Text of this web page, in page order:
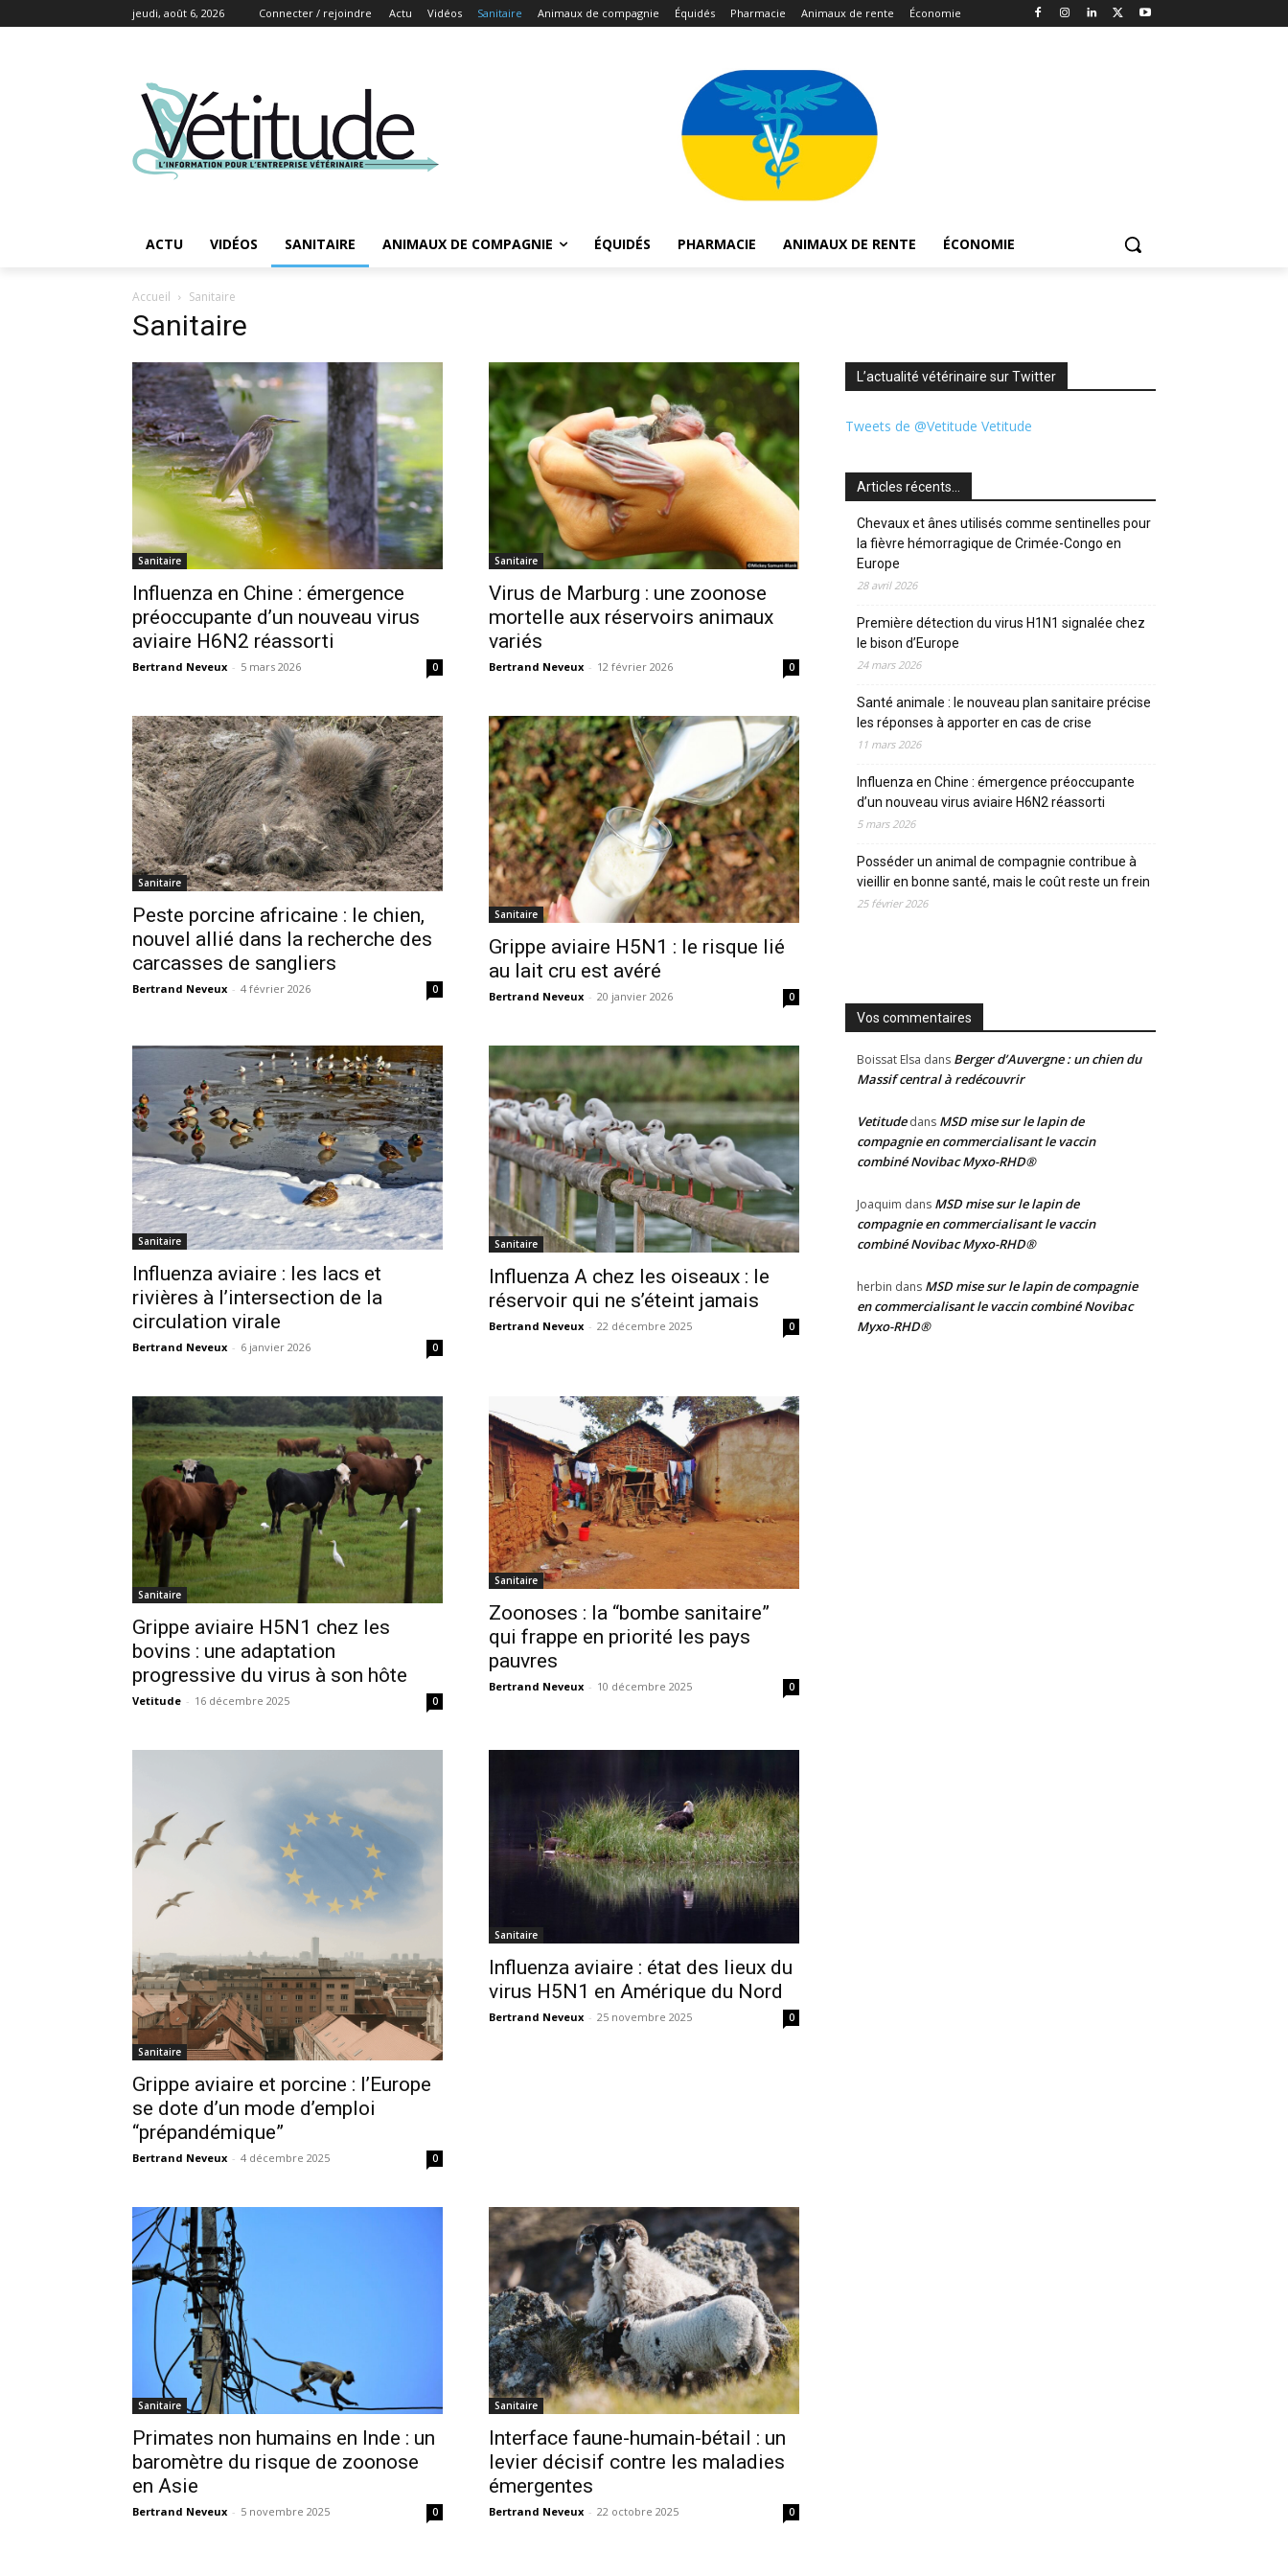
jeudi, août 6, 2026 Connecter / rejoindre Actu Vidéos Sanitaire Animaux de compagnie Équidés Pharmacie Animaux de rente Économie
ACTU VIDÉOS SANITAIRE ANIMAUX DE COMPAGNIE ÉQUIDÉS PHARMACIE ANIMAUX DE RENTE ÉCONOMIE
Accueil Sanitaire
Sanitaire
Sanitaire
Influenza en Chine : émergence
préoccupante d’un nouveau virus
aviaire H6N2 réassorti
Bertrand Neveux - 5 mars 2026 0
Sanitaire
Virus de Marburg : une zoonose
mortelle aux réservoirs animaux
variés
Bertrand Neveux - 12 février 2026 0
Sanitaire
Peste porcine africaine : le chien,
nouvel allié dans la recherche des
carcasses de sangliers
Bertrand Neveux - 4 février 2026 0
Sanitaire
Grippe aviaire H5N1 : le risque lié
au lait cru est avéré
Bertrand Neveux - 20 janvier 2026 0
Sanitaire
Influenza aviaire : les lacs et
rivières à l’intersection de la
circulation virale
Bertrand Neveux - 6 janvier 2026 0
Sanitaire
Influenza A chez les oiseaux : le
réservoir qui ne s’éteint jamais
Bertrand Neveux - 22 décembre 2025 0
Sanitaire
Grippe aviaire H5N1 chez les
bovins : une adaptation
progressive du virus à son hôte
Vetitude - 16 décembre 2025 0
Sanitaire
Zoonoses : la “bombe sanitaire”
qui frappe en priorité les pays
pauvres
Bertrand Neveux - 10 décembre 2025 0
Sanitaire
Grippe aviaire et porcine : l’Europe
se dote d’un mode d’emploi
“prépandémique”
Bertrand Neveux - 4 décembre 2025 0
Sanitaire
Influenza aviaire : état des lieux du
virus H5N1 en Amérique du Nord
Bertrand Neveux - 25 novembre 2025 0
Sanitaire
Primates non humains en Inde : un
baromètre du risque de zoonose
en Asie
Bertrand Neveux - 5 novembre 2025 0
Sanitaire
Interface faune-humain-bétail : un
levier décisif contre les maladies
émergentes
Bertrand Neveux - 22 octobre 2025 0
L’actualité vétérinaire sur Twitter
Tweets de @Vetitude Vetitude
Articles récents…
Chevaux et ânes utilisés comme sentinelles pour
la fièvre hémorragique de Crimée-Congo en
Europe
28 avril 2026
Première détection du virus H1N1 signalée chez
le bison d’Europe
24 mars 2026
Santé animale : le nouveau plan sanitaire précise
les réponses à apporter en cas de crise
11 mars 2026
Influenza en Chine : émergence préoccupante
d’un nouveau virus aviaire H6N2 réassorti
5 mars 2026
Posséder un animal de compagnie contribue à
vieillir en bonne santé, mais le coût reste un frein
25 février 2026
Vos commentaires
Boissat Elsa dans Berger d’Auvergne : un chien du
Massif central à redécouvrir
Vetitudedans MSD mise sur le lapin de
compagnie en commercialisant le vaccin
combiné Novibac Myxo-RHD®
Joaquim dans MSD mise sur le lapin de
compagnie en commercialisant le vaccin
combiné Novibac Myxo-RHD®
herbin dans MSD mise sur le lapin de compagnie
en commercialisant le vaccin combiné Novibac
Myxo-RHD®